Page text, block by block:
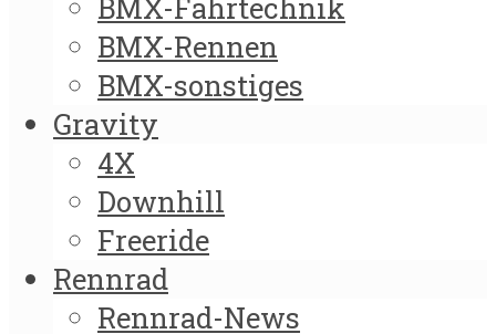
BMX-Rennen
BMX-sonstiges
Gravity
4X
Downhill
Freeride
Rennrad
Rennrad-News